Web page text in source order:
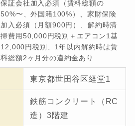
保証会社加入必須（賃料総額の
50%〜、外国籍100%）、家財保険
加入必須（月額900円）、解約時清
掃費用50,000円税別＋エアコン1基
12,000円税別、1年以内解約時は賃
料総額2ヶ月分の違約金あり
東京都世田谷区経堂1
鉄筋コンクリート（RC
造）3階建